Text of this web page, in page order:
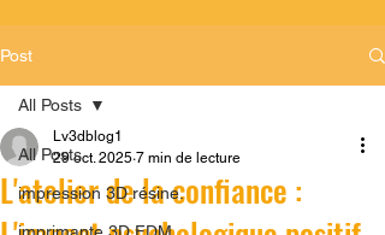
Post
All Posts
impression 3D résine.
All Posts
L'atelier de la confiance :
Lv3dblog1
29 oct. 2025 7 min de lecture